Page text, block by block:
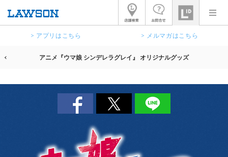
> アプリはこちら > メルマガはこちら
アニメ『ウマ娘 シンデレラグレイ』 オリジナルグッズ